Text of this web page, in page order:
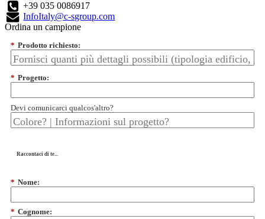
+39 035 0086917
InfoItaly@c-sgroup.com
Ordina un campione
* Prodotto richiesto:
* Progetto:
Devi comunicarci qualcos'altro?
Raccontaci di te...
* Nome:
* Cognome: